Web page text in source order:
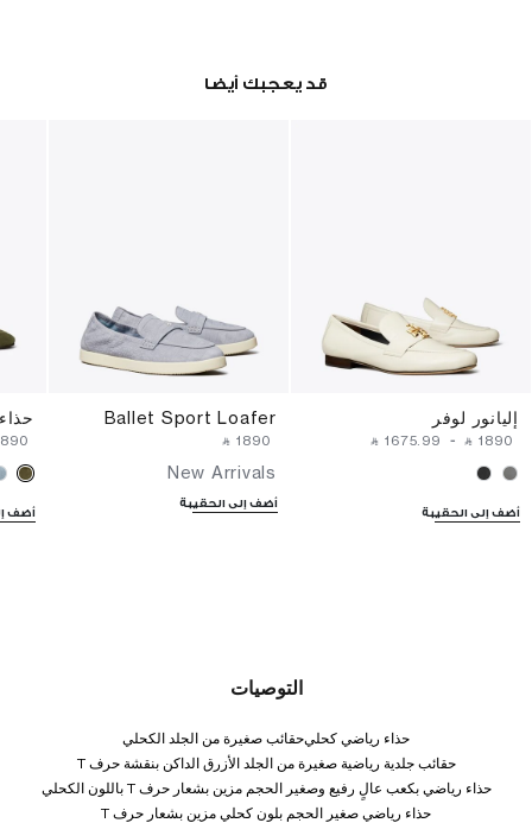
قد يعجبك أيضا
إليانور لوفر
‎ ⃁ ⁦1675.99⁩ ‎ - ‎ ⃁ ⁦1890⁩ ‎
أضف إلى الحقيبة
Ballet Sport Loafer
‎ ⃁ ⁦1890⁩ ‎
New Arrivals
أضف إلى الحقيبة
أضف
التوصيات
حذاء رياضي كحليحقائب صغيرة من الجلد الكحلي
حقائب جلدية رياضية صغيرة من الجلد الأزرق الداكن بنقشة حرف T
حذاء رياضي بكعب عالٍ رفيع وصغير الحجم مزين بشعار حرف T باللون الكحلي
حذاء رياضي صغير الحجم بلون كحلي مزين بشعار حرف T